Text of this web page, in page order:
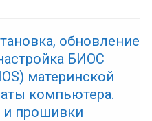
обновление
БИОС
материнской
компьютера.
и прошивки